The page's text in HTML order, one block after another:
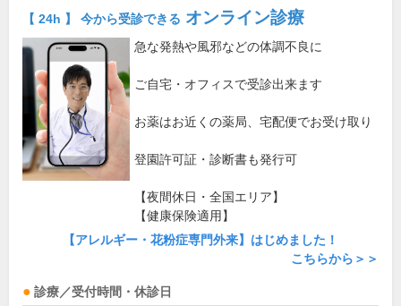
【 24h 】 今から受診できる オンライン診療
急な発熱や風邪などの体調不良に
ご自宅・オフィスで受診出来ます
お薬はお近くの薬局、宅配便でお受け取り
登園許可証・診断書も発行可
【夜間休日・全国エリア】
【健康保険適用】
【アレルギー・花粉症専門外来】はじめました！
こちらから＞＞
診療／受付時間・休診日